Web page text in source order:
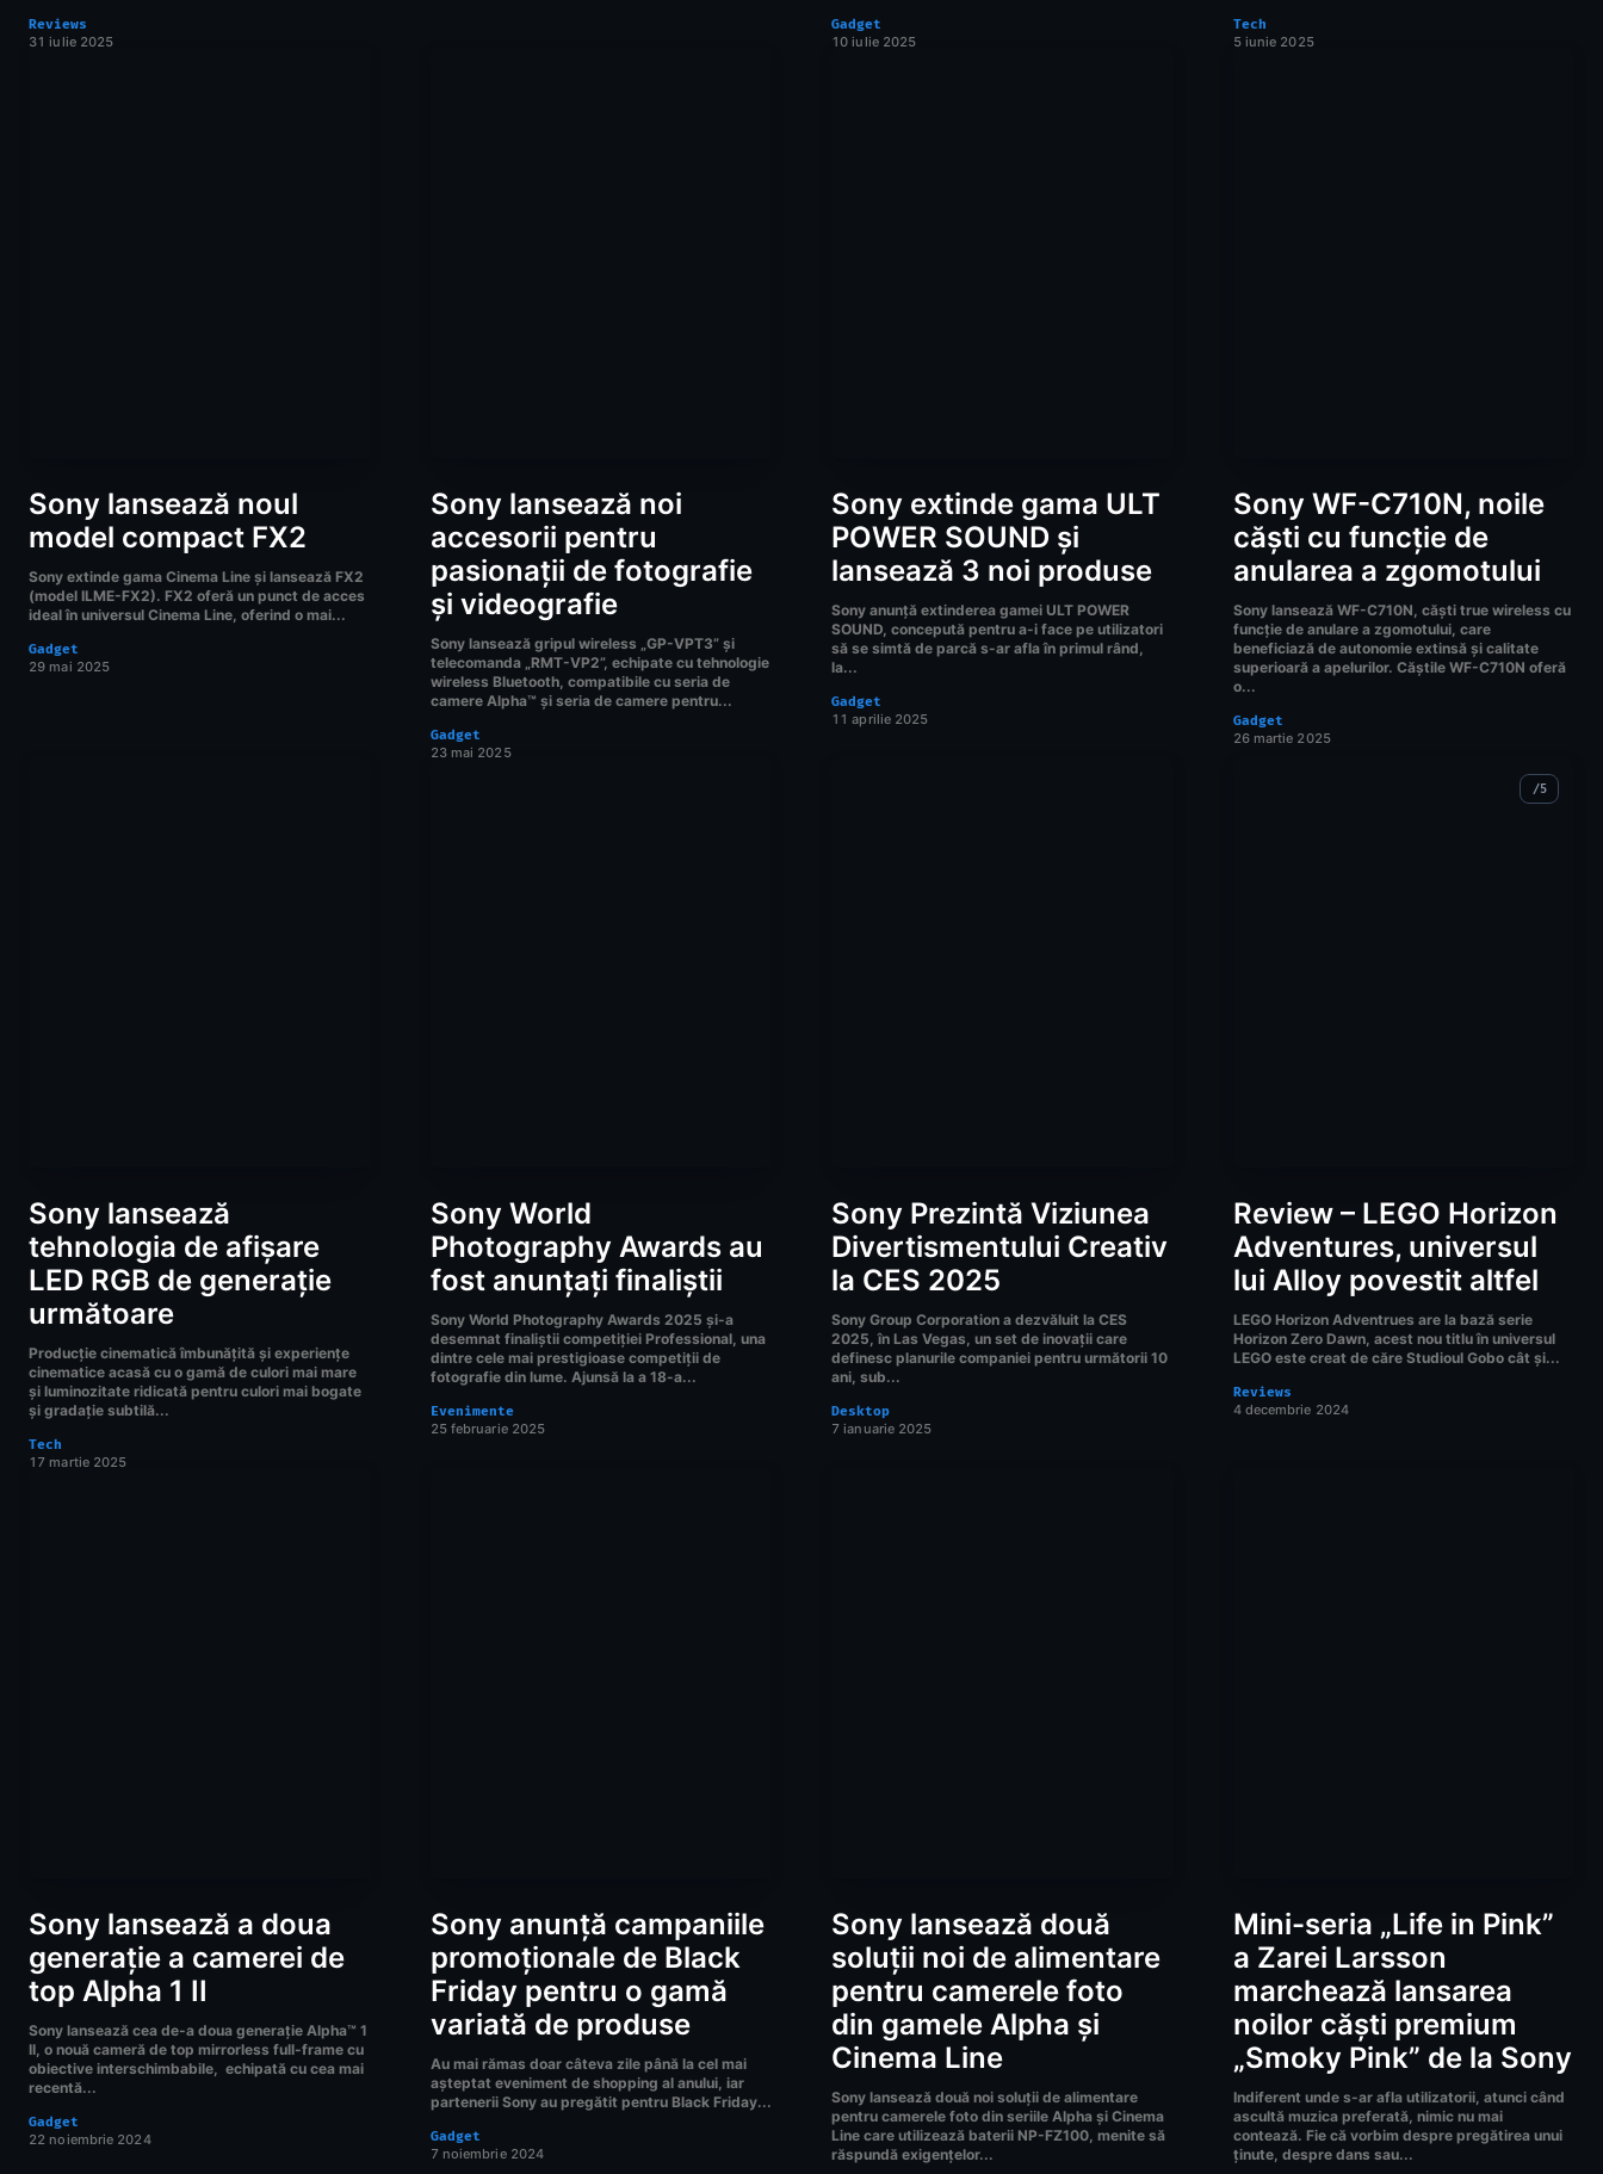
Reviews
31 iulie 2025
Gadget
10 iulie 2025
Tech
5 iunie 2025
Sony lansează noul
model compact FX2
Sony extinde gama Cinema Line și lansează FX2
(model ILME-FX2). FX2 oferă un punct de acces
ideal în universul Cinema Line, oferind o mai...
Gadget
29 mai 2025
Sony lansează noi
accesorii pentru
pasionații de fotografie
și videografie
Sony lansează gripul wireless „GP-VPT3” și
telecomanda „RMT-VP2”, echipate cu tehnologie
wireless Bluetooth, compatibile cu seria de
camere Alpha™ și seria de camere pentru...
Gadget
23 mai 2025
Sony extinde gama ULT
POWER SOUND și
lansează 3 noi produse
Sony anunță extinderea gamei ULT POWER
SOUND, concepută pentru a-i face pe utilizatori
să se simtă de parcă s-ar afla în primul rând,
la...
Gadget
11 aprilie 2025
Sony WF-C710N, noile
căști cu funcție de
anularea a zgomotului
Sony lansează WF-C710N, căști true wireless cu
funcție de anulare a zgomotului, care
beneficiază de autonomie extinsă și calitate
superioară a apelurilor. Căștile WF-C710N oferă
o...
Gadget
26 martie 2025
Sony lansează
tehnologia de afișare
LED RGB de generație
următoare
Producție cinematică îmbunățită și experiențe
cinematice acasă cu o gamă de culori mai mare
și luminozitate ridicată pentru culori mai bogate
și gradație subtilă...
Tech
17 martie 2025
Sony World
Photography Awards au
fost anunțați finaliștii
Sony World Photography Awards 2025 și-a
desemnat finaliștii competiției Professional, una
dintre cele mai prestigioase competiții de
fotografie din lume. Ajunsă la a 18-a...
Evenimente
25 februarie 2025
Sony Prezintă Viziunea
Divertismentului Creativ
la CES 2025
Sony Group Corporation a dezvăluit la CES
2025, în Las Vegas, un set de inovații care
definesc planurile companiei pentru următorii 10
ani, sub...
Desktop
7 ianuarie 2025
Review – LEGO Horizon
Adventures, universul
lui Alloy povestit altfel
LEGO Horizon Adventrues are la bază serie
Horizon Zero Dawn, acest nou titlu în universul
LEGO este creat de căre Studioul Gobo cât și...
Reviews
4 decembrie 2024
Sony lansează a doua
generație a camerei de
top Alpha 1 II
Sony lansează cea de-a doua generație Alpha™ 1
II, o nouă cameră de top mirrorless full-frame cu
obiective interschimbabile, echipată cu cea mai
recentă...
Gadget
22 noiembrie 2024
Sony anunță campaniile
promoționale de Black
Friday pentru o gamă
variată de produse
Au mai rămas doar câteva zile până la cel mai
așteptat eveniment de shopping al anului, iar
partenerii Sony au pregătit pentru Black Friday...
Gadget
7 noiembrie 2024
Sony lansează două
soluții noi de alimentare
pentru camerele foto
din gamele Alpha și
Cinema Line
Sony lansează două noi soluții de alimentare
pentru camerele foto din seriile Alpha și Cinema
Line care utilizează baterii NP-FZ100, menite să
răspundă exigențelor...
Mini-seria „Life in Pink”
a Zarei Larsson
marchează lansarea
noilor căști premium
„Smoky Pink” de la Sony
Indiferent unde s-ar afla utilizatorii, atunci când
ascultă muzica preferată, nimic nu mai
contează. Fie că vorbim despre pregătirea unui
ținute, despre dans sau...